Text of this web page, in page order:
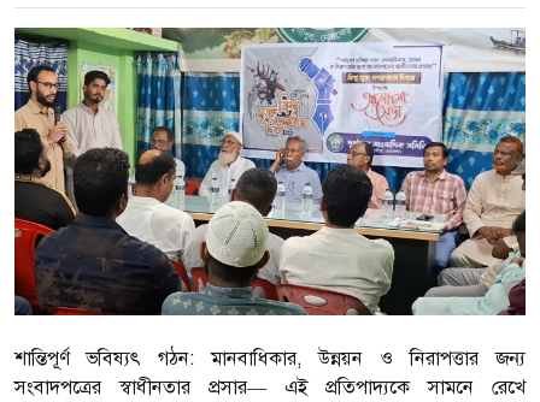
শান্তিপূর্ণ ভবিষ্যৎ গঠন: মানবাধিকার, উন্নয়ন ও নিরাপত্তার জন্য
সংবাদপত্রের স্বাধীনতার প্রসার— এই প্রতিপাদ্যকে সামনে রেখে